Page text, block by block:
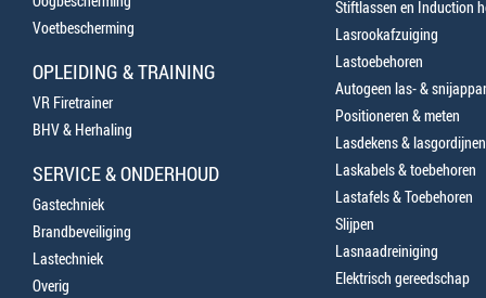
Voetbescherming
OPLEIDING & TRAINING
VR Firetrainer
BHV & Herhaling
SERVICE & ONDERHOUD
Gastechniek
Brandbeveiliging
Lastechniek
Overig
Stiftlassen en Induction
Lasrookafzuiging
Lastoebehoren
Autogeen las- &
Positioneren & meten
Lasdekens & lasgordijnen
Laskabels & toebehoren
Lastafels & Toebehoren
Slijpen
Lasnaadreiniging
Elektrisch gereedschap